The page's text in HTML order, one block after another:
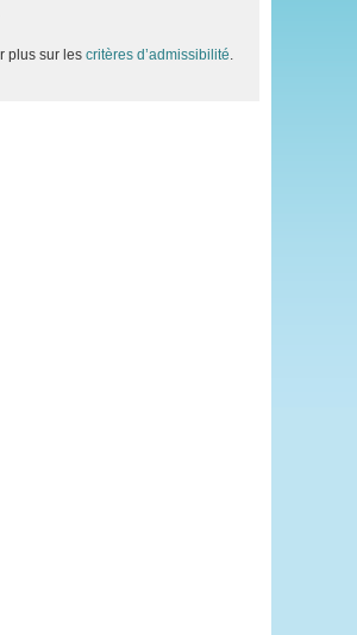
plus sur les critères d’admissibilité.